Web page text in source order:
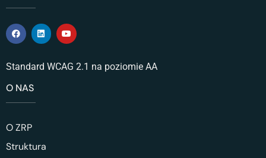
Standard WCAG 2.1 na poziomie AA
O NAS
O ZRP
Struktura